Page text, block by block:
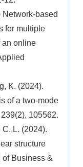
Network-based
for multiple
an online
K. (2024).
of a two-mode
105562.
C. L. (2024).
structure
of Business &